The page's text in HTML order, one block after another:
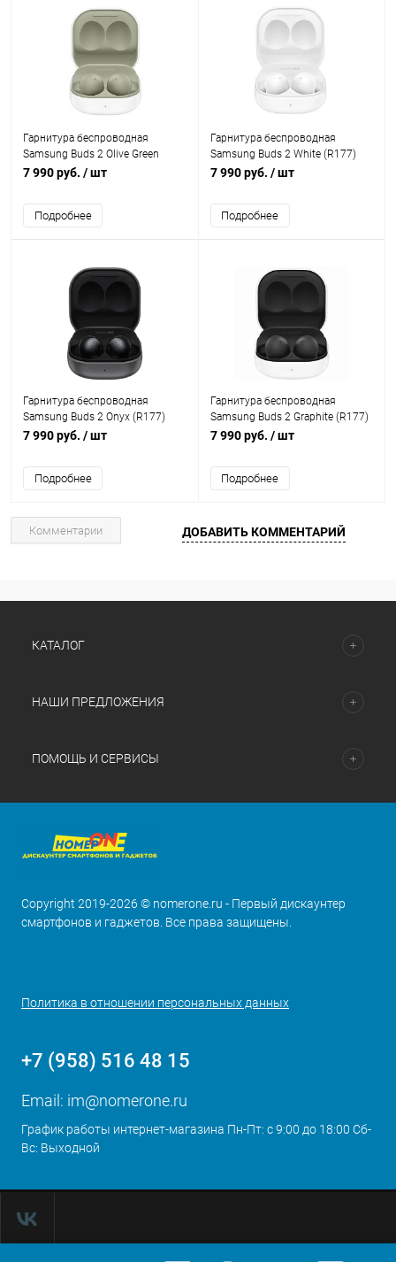
Гарнитура беспроводная
Samsung Buds 2 Olive Green
(R177)
7 990 руб. / шт
Подробнее
Гарнитура беспроводная
Samsung Buds 2 White (R177)
7 990 руб. / шт
Подробнее
Гарнитура беспроводная
Samsung Buds 2 Onyx (R177)
7 990 руб. / шт
Подробнее
Гарнитура беспроводная
Samsung Buds 2 Graphite (R177)
7 990 руб. / шт
Подробнее
Комментарии ДОБАВИТЬ КОММЕНТАРИЙ
КАТАЛОГ
НАШИ ПРЕДЛОЖЕНИЯ
ПОМОЩЬ И СЕРВИСЫ
Copyright 2019-2026 © nomerone.ru - Первый дискаунтер
смартфонов и гаджетов. Все права защищены.
Политика в отношении персональных данных
+7 (958) 516 48 15
Email: im@nomerone.ru
График работы интернет-магазина Пн-Пт: с 9:00 до 18:00 Сб-
Вс: Выходной